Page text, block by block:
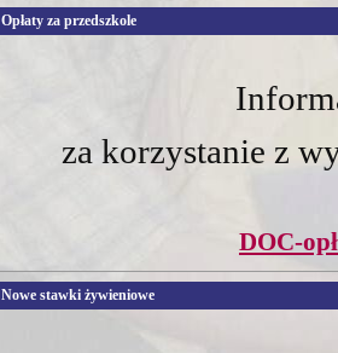
Opłaty za przedszkole
za korzystanie z
DOC-
Nowe stawki żywieniowe